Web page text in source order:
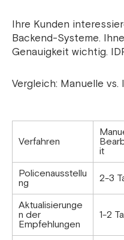
Ihre Kunden
Backend-Systeme.
Genauigkeit wichtig.
Vergleich: Manuelle
Verfahren
it
Policenausstellu
ng
2-3
Aktualisierunge
n der
Empfehlungen
1-2